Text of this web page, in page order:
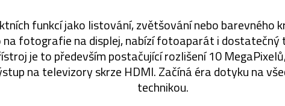
funkcí jako listování, zvětšování nebo barevného
na fotografie na displej, nabízí fotoaparát i dostatečný
je to především postačující rozlišení 10
na televizory skrze HDMI. Začíná éra dotyku na
technikou.